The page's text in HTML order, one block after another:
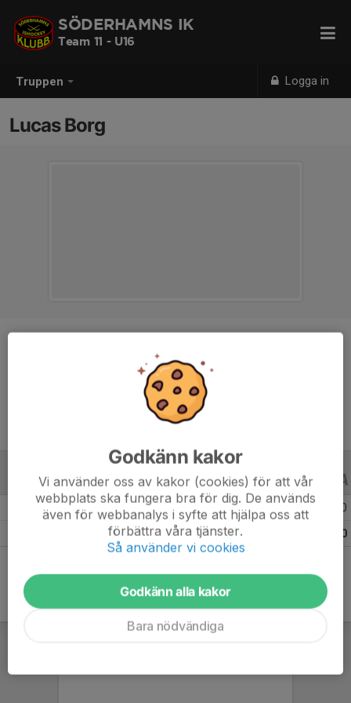
Truppen Logga in
SÖDERHAMNS IK
Team 11 - U16
Lucas Borg
15 år
ALLA SERIER ALLA ÅR
Säsongen 25/26 0
0
Godkänn kakor
Vi använder oss av kakor (cookies) för att vår
webbplats ska fungera bra för dig. De används
även för webbanalys i syfte att hjälpa oss att
förbättra våra tjänster.
Så använder vi cookies
Godkänn alla kakor
Bara nödvändiga